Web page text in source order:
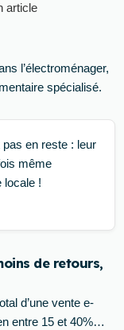
article
l’électroménager,
spécialisé.
en reste : leur
même
locale !
de retours,
d’une vente e-
entre 15 et 40%…